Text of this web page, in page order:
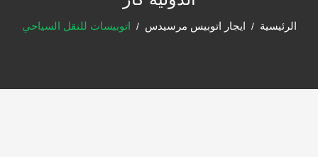
الرئيسية ايجار اتوبيس مرسيدس اتوبيسات للنقل السياحي